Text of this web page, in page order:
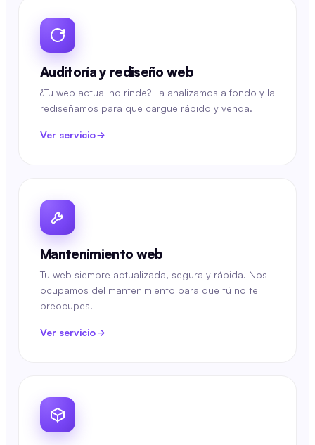
Auditoría y rediseño web
¿Tu web actual no rinde? La analizamos a fondo y la
rediseñamos para que cargue rápido y venda.
Ver servicio
Mantenimiento web
Tu web siempre actualizada, segura y rápida. Nos
ocupamos del mantenimiento para que tú no te
preocupes.
Ver servicio